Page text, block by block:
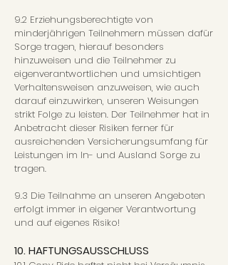
9.2 Erziehungsberechtigte von
minderjährigen Teilnehmern müssen dafür
Sorge tragen, hierauf besonders
hinzuweisen und die Teilnehmer zu
eigenverantwortlichen und umsichtigen
Verhaltensweisen anzuweisen, wie auch
darauf einzuwirken, unseren Weisungen
strikt Folge zu leisten. Der Teilnehmer hat in
Anbetracht dieser Risiken ferner für
ausreichenden Versicherungsumfang für
Leistungen im In- und Ausland Sorge zu
tragen.
9.3 Die Teilnahme an unseren Angeboten
erfolgt immer in eigener Verantwortung
und auf eigenes Risiko!
10. HAFTUNGSAUSSCHLUSS